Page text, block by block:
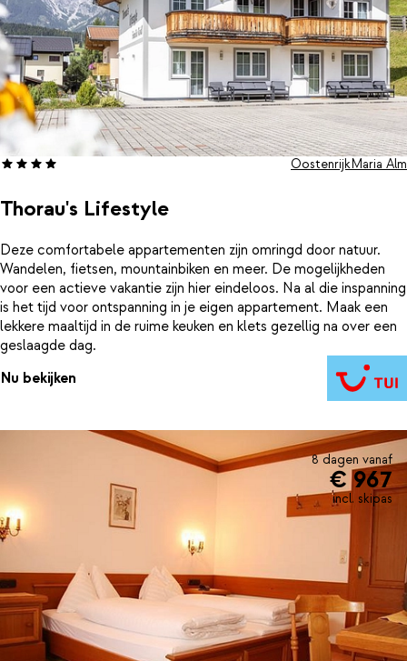
Thorau's Lifestyle
OostenrijkMaria Alm
Deze comfortabele appartementen zijn omringd door natuur.
Wandelen, fietsen, mountainbiken en meer. De mogelijkheden
voor een actieve vakantie zijn hier eindeloos. Na al die inspanning
is het tijd voor ontspanning in je eigen appartement. Maak een
lekkere maaltijd in de ruime keuken en klets gezellig na over een
geslaagde dag.
Nu bekijken
8 dagen vanaf
€ 967
incl. skipas